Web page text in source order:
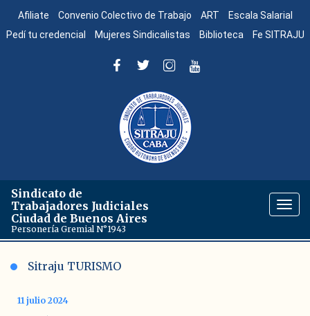
Afiliate Convenio Colectivo de Trabajo ART
Escala Salarial
Pedí tu credencial
Mujeres Sindicalistas Biblioteca Fe SITRAJU
Sindicato de
Trabajadores Judiciales
Ciudad de Buenos Aires
Personería Gremial N°1943
Sitraju TURISMO
11 julio 2024